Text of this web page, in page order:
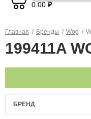
0.00 ₽
Главная / Бренды / Wog /
199411A
БРЕНД